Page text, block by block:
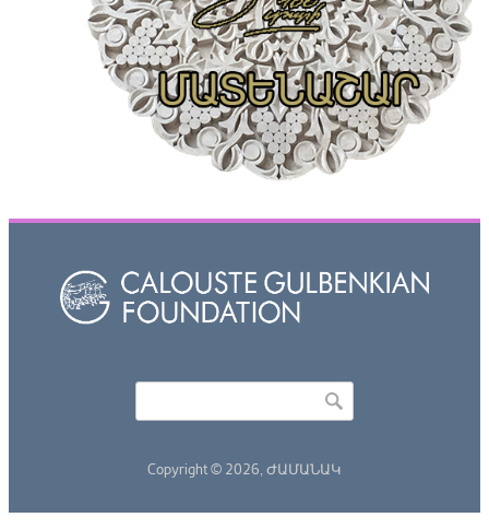
Copyright © 2026, ԺԱՄԱՆԱԿ